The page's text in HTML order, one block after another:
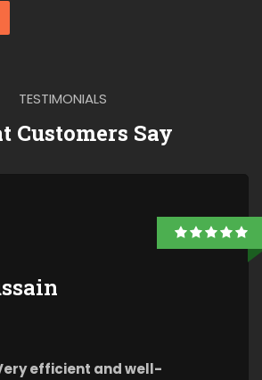
TESTIMONIALS
Customers Say
efficient and well-